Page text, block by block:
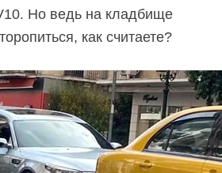
Но ведь на кладбище
как считаете?